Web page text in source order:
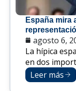
España mira
agosto 6,
La hípica
en dos
Leer más